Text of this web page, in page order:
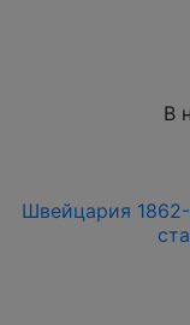
В
Швейцария 1862-